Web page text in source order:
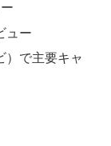
ュー
）で主要キャ